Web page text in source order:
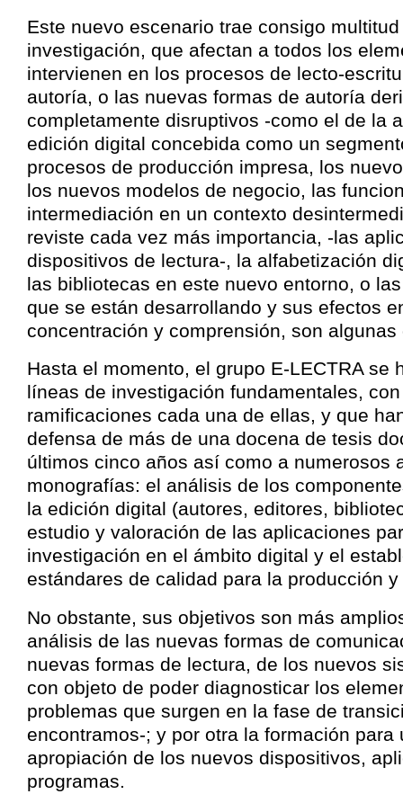
Este nuevo escenario trae consigo
investigación, que afectan a todos los
intervienen en los procesos de lecto-
autoría, o las nuevas formas de autoría
completamente disruptivos -como el de la
edición digital concebida como un
procesos de producción impresa, los
los nuevos modelos de negocio, las
intermediación en un contexto
reviste cada vez más importancia, -las
dispositivos de lectura-, la alfabetización
las bibliotecas en este nuevo entorno, o
que se están desarrollando y sus efectos
concentración y comprensión, son algunas
Hasta el momento, el grupo E-LECTRA se
líneas de investigación fundamentales,
ramificaciones cada una de ellas, y que
defensa de más de una docena de tesis
últimos cinco años así como a numerosos
monografías: el análisis de los
la edición digital (autores, editores,
estudio y valoración de las aplicaciones
investigación en el ámbito digital y el
estándares de calidad para la producción
No obstante, sus objetivos son más
análisis de las nuevas formas de
nuevas formas de lectura, de los nuevos
con objeto de poder diagnosticar los
problemas que surgen en la fase de
encontramos-; y por otra la formación para
apropiación de los nuevos dispositivos,
programas.